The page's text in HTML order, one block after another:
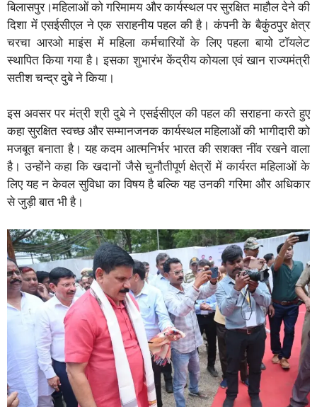
बिलासपुर।महिलाओं को गरिमामय और कार्यस्थल पर सुरक्षित माहौल देने की
दिशा में एसईसीएल ने एक सराहनीय पहल की है। कंपनी के बैकुंठपुर क्षेत्र
चरचा आरओ माइंस में महिला कर्मचारियों के लिए पहला बायो टॉयलेट
स्थापित किया गया है। इसका शुभारंभ केंद्रीय कोयला एवं खान राज्यमंत्री
सतीश चन्द्र दुबे ने किया।
इस अवसर पर मंत्री श्री दुबे ने एसईसीएल की पहल की सराहना करते हुए
कहा सुरक्षित स्वच्छ और सम्मानजनक कार्यस्थल महिलाओं की भागीदारी को
मजबूत बनाता है। यह कदम आत्मनिर्भर भारत की सशक्त नींव रखने वाला
है। उन्होंने कहा कि खदानों जैसे चुनौतीपूर्ण क्षेत्रों में कार्यरत महिलाओं के
लिए यह न केवल सुविधा का विषय है बल्कि यह उनकी गरिमा और अधिकार
से जुड़ी बात भी है।